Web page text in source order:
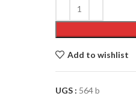
Add to wishlist
UGS : 564 b